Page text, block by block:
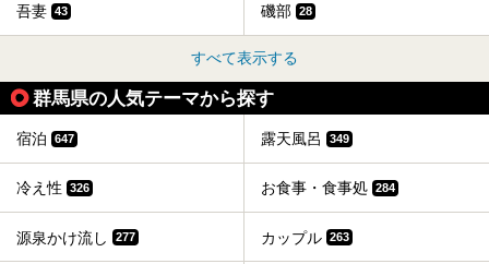
吾妻 43 磯部 28
すべて表示する
群馬県の人気テーマから探す
宿泊 647 露天風呂 349
冷え性 326 お食事・食事処 284
源泉かけ流し 277 カップル 263